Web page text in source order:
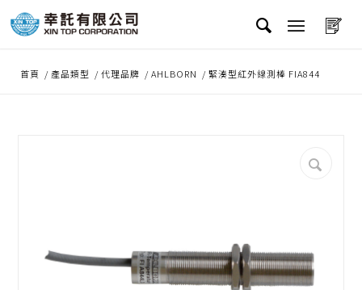
首頁 / 產品類型 / 代理品牌 / AHLBORN / 緊湊型紅外線測棒 FIA844